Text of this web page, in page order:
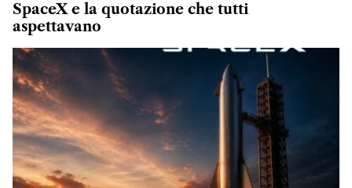
SpaceX e la quotazione che tutti
aspettavano